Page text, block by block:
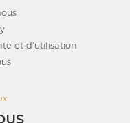
et d’utilisation